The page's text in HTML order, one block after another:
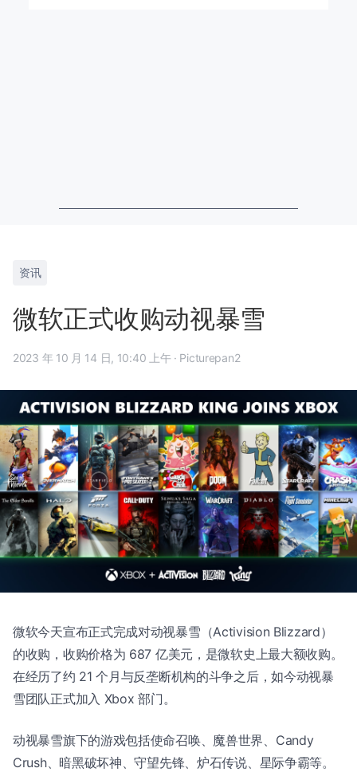
资讯
微软正式收购动视暴雪
2023 年 10 月 14 日, 10:40 上午 · Picturepan2
微软今天宣布正式完成对动视暴雪（Activision Blizzard）
的收购，收购价格为 687 亿美元，是微软史上最大额收购。
在经历了约 21 个月与反垄断机构的斗争之后，如今动视暴
雪团队正式加入 Xbox 部门。
动视暴雪旗下的游戏包括使命召唤、魔兽世界、Candy
Crush、暗黑破坏神、守望先锋、炉石传说、星际争霸等。